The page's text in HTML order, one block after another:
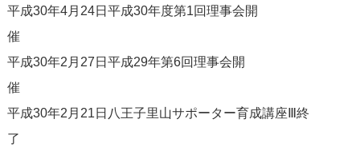
平成30年4月24日平成30年度第1回理事会開
平成30年2月27日平成29年第6回理事会開
平成30年2月21日八王子里山サポーター育成講座Ⅲ終